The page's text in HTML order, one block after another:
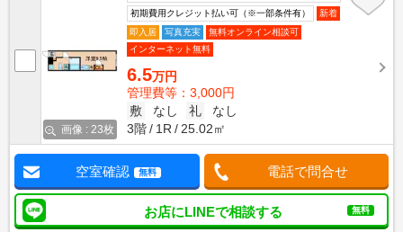
画像 : 23枚
初期費用クレジット払い可（※一部条件有）
新着
即入居
写真充実
無料オンライン相談可
インターネット無料
6.5万円
管理費等：3,000円
敷
なし 礼
なし
3階
1R 25.02㎡
空室確認 無料 電話で問合せ
お店にLINEで相談する 無料